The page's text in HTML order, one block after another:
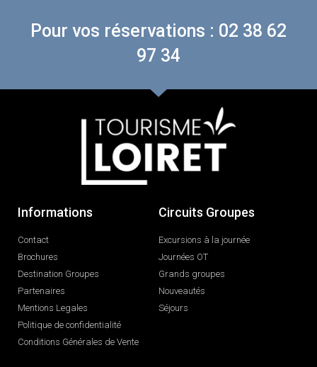
Pour vos réservations : 02 38 62
97 34
Informations
Contact
Brochures
Destination Groupes
Partenaires
Mentions Legales
Politique de confidentialité
Conditions Générales de Vente
Circuits Groupes
Excursions à la journée
Journées OT
Grands groupes
Nouveautés
Séjours